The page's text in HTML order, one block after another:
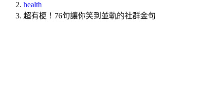
health
超有梗！76句讓你笑到並軌的社群金句